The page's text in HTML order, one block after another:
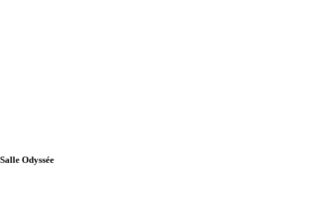
Salle Odyssée